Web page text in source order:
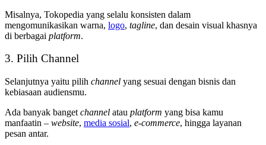
Misalnya, Tokopedia yang selalu konsisten dalam
mengomunikasikan warna, logo, tagline, dan desain visual khasnya
di berbagai platform.
3. Pilih Channel
Selanjutnya yaitu pilih channel yang sesuai dengan bisnis dan
kebiasaan audiensmu.
Ada banyak banget channel atau platform yang bisa kamu
manfaatin – website, media sosial, e-commerce, hingga layanan
pesan antar.